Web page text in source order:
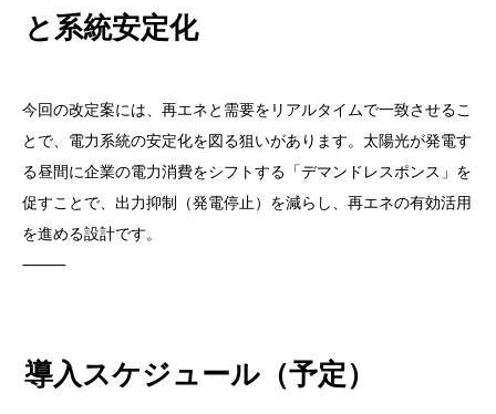
と系統安定化
今回の改定案には、再エネと需要をリアルタイムで一致させるこ
とで、電力系統の安定化を図る狙いがあります。太陽光が発電す
る昼間に企業の電力消費をシフトする「デマンドレスポンス」を
促すことで、出力抑制（発電停止）を減らし、再エネの有効活用
を進める設計です。
⸻
導入スケジュール（予定）